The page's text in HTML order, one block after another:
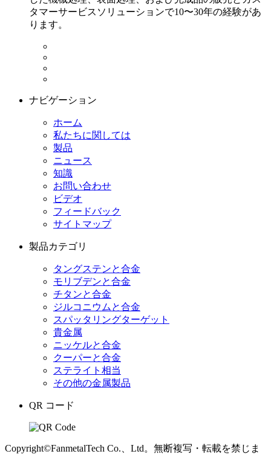
タマーサービスソリューションで10〜30年の経験があ
ります。
ナビゲーション
ホーム
私たちに関しては
製品
ニュース
知識
お問い合わせ
ビデオ
フィードバック
サイトマップ
製品カテゴリ
タングステンと合金
モリブデンと合金
チタンと合金
ジルコニウムと合金
スパッタリングターゲット
貴金属
ニッケルと合金
クーパーと合金
ステライト相当
その他の金属製品
QR コード
Copyright©FanmetalTech Co.、Ltd。無断複写・転載を禁じま